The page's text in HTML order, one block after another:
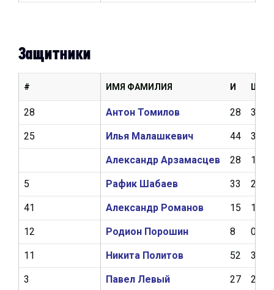
Защитники
ИМЯ ФАМИЛИЯ И Ш
Антон Томилов 28 3
Илья Малашкевич 44 3
Александр Арзамасцев 28 1
Рафик Шабаев 33 2
Александр Романов 15 1
Родион Порошин 8 0
Никита Политов 52 3
Павел Левый 27 2
#
28
25
5
41
12
11
3